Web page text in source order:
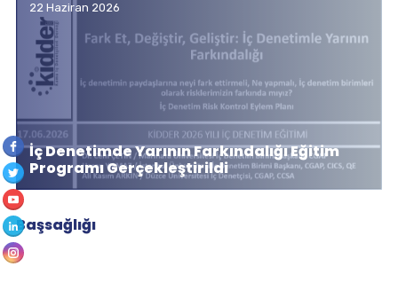
22 Haziran 2026
İç Denetimde Yarının Farkındalığı Eğitim
Programı Gerçekleştirildi
Başsağlığı